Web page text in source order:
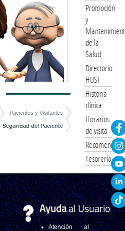
Pacientes y Visitantes
Seguridad del Paciente
Promoción
y
de la
Salud
Directorio
HUSI
Historia
clínica
Horarios
de visita
Tesorería
Ayudaal Usuario
Atención al